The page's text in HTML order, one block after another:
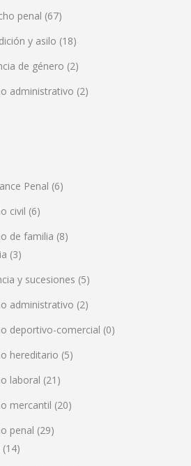
penal (67)
y asilo (18)
de género (2)
administrativo (2)
Penal (6)
civil (6)
de familia (8)
(3)
y sucesiones (5)
administrativo (2)
deportivo-comercial (0)
hereditario (5)
laboral (21)
mercantil (20)
penal (29)
(14)